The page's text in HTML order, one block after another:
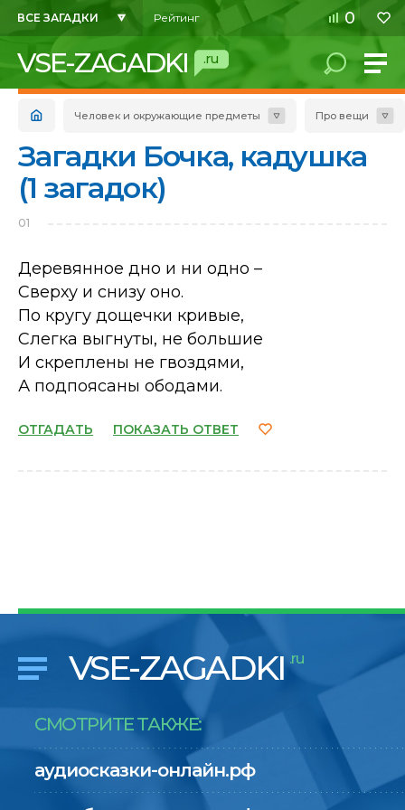
ВСЕ ЗАГАДКИ Рейтинг 0
VSE-ZAGADKI .ru
Человек и окружающие предметы Про вещи
Загадки Бочка, кадушка
(1 загадок)
01
Деревянное дно и ни одно –
Сверху и снизу оно.
По кругу дощечки кривые,
Слегка выгнуты, не большие
И скреплены не гвоздями,
А подпоясаны ободами.
ОТГАДАТЬ ПОКАЗАТЬ ОТВЕТ
VSE-ZAGADKI .ru
СМОТРИТЕ ТАКЖЕ:
аудиосказки-онлайн.рф